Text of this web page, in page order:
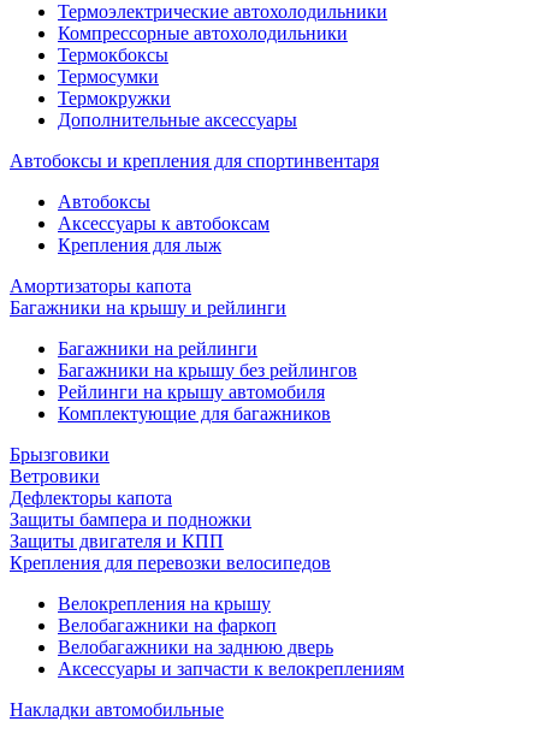
Термоэлектрические автохолодильники
Компрессорные автохолодильники
Термокбоксы
Термосумки
Термокружки
Дополнительные аксессуары
Автобоксы и крепления для спортинвентаря
Автобоксы
Аксессуары к автобоксам
Крепления для лыж
Амортизаторы капота
Багажники на крышу и рейлинги
Багажники на рейлинги
Багажники на крышу без рейлингов
Рейлинги на крышу автомобиля
Комплектующие для багажников
Брызговики
Ветровики
Дефлекторы капота
Защиты бампера и подножки
Защиты двигателя и КПП
Крепления для перевозки велосипедов
Велокрепления на крышу
Велобагажники на фаркоп
Велобагажники на заднюю дверь
Аксессуары и запчасти к велокреплениям
Накладки автомобильные